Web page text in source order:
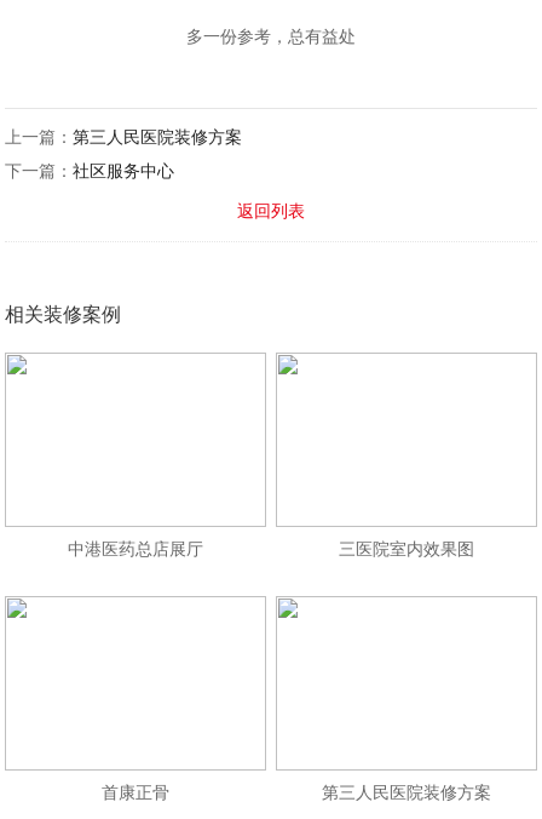
多一份参考，总有益处
上一篇：第三人民医院装修方案
下一篇：社区服务中心
返回列表
相关装修案例
中港医药总店展厅 三医院室内效果图
首康正骨 第三人民医院装修方案